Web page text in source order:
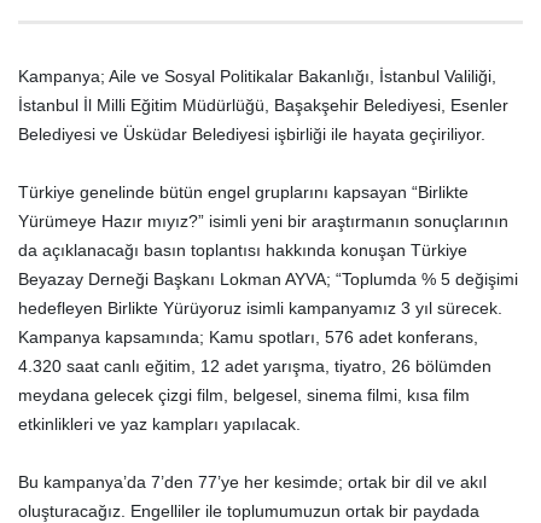
Kampanya; Aile ve Sosyal Politikalar Bakanlığı, İstanbul Valiliği,
İstanbul İl Milli Eğitim Müdürlüğü, Başakşehir Belediyesi, Esenler
Belediyesi ve Üsküdar Belediyesi işbirliği ile hayata geçiriliyor.
Türkiye genelinde bütün engel gruplarını kapsayan “Birlikte
Yürümeye Hazır mıyız?” isimli yeni bir araştırmanın sonuçlarının
da açıklanacağı basın toplantısı hakkında konuşan Türkiye
Beyazay Derneği Başkanı Lokman AYVA; “Toplumda % 5 değişimi
hedefleyen Birlikte Yürüyoruz isimli kampanyamız 3 yıl sürecek.
Kampanya kapsamında; Kamu spotları, 576 adet konferans,
4.320 saat canlı eğitim, 12 adet yarışma, tiyatro, 26 bölümden
meydana gelecek çizgi film, belgesel, sinema filmi, kısa film
etkinlikleri ve yaz kampları yapılacak.
Bu kampanya’da 7’den 77’ye her kesimde; ortak bir dil ve akıl
oluşturacağız. Engelliler ile toplumumuzun ortak bir paydada